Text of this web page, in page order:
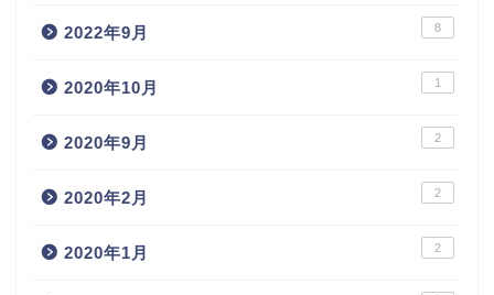
2022年9月 8
2020年10月 1
2020年9月 2
2020年2月 2
2020年1月 2